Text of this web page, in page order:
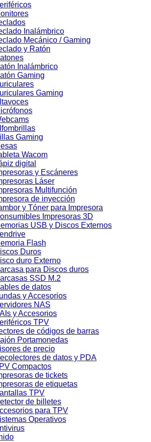
Inalámbrico
Mecánico / Gaming
y Ratón
Inalámbrico
Gaming
Gaming
Gaming
Wacom
digital
y Escáneres
Láser
Multifunción
de inyección
y Tóner para Impresora
Impresoras 3D
USB y Discos Externos
Flash
Duros
duro Externo
para Discos duros
SSD M.2
de datos
y Accesorios
NAS
y Accesorios
TPV
de códigos de barras
Portamonedas
de precio
de datos y PDA
Compactos
de tickets
de etiquetas
TPV
de billetes
para TPV
Operativos